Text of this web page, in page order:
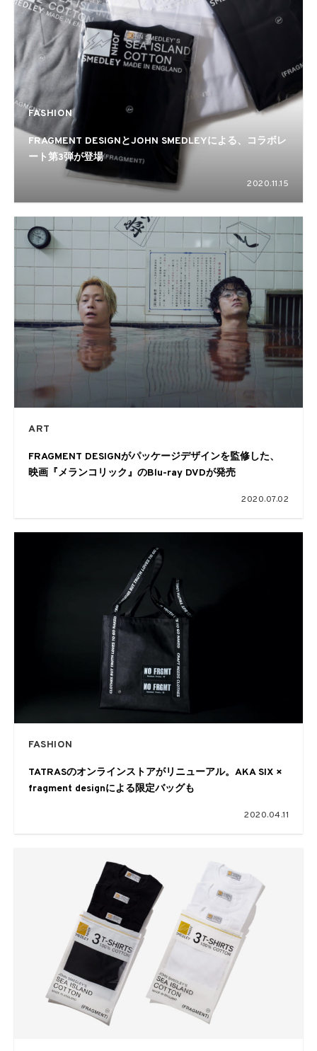
FASHION
FRAGMENT DESIGNとJOHN SMEDLEYによる、コラボレ
ート第3弾が登場
2020.11.15
ART
FRAGMENT DESIGNがパッケージデザインを監修した、
映画『メランコリック』のBlu-ray DVDが発売
2020.07.02
FASHION
TATRASのオンラインストアがリニューアル。AKA SIX ×
fragment designによる限定バッグも
2020.04.11